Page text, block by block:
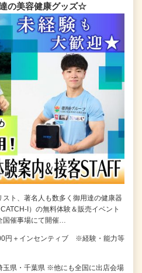
の美容健康グッズ☆
スト、著名人も数多く御用達の健康器
I）の無料体験＆販売イベント
国催事場にて開催…
円＋インセンティブ ※経験・能力等
玉県・千葉県 ※他にも全国に出店会場